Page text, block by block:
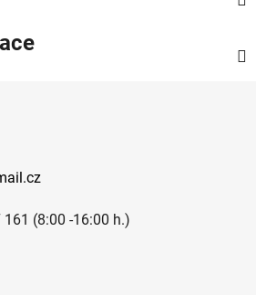
(8:00 -16:00 h.)